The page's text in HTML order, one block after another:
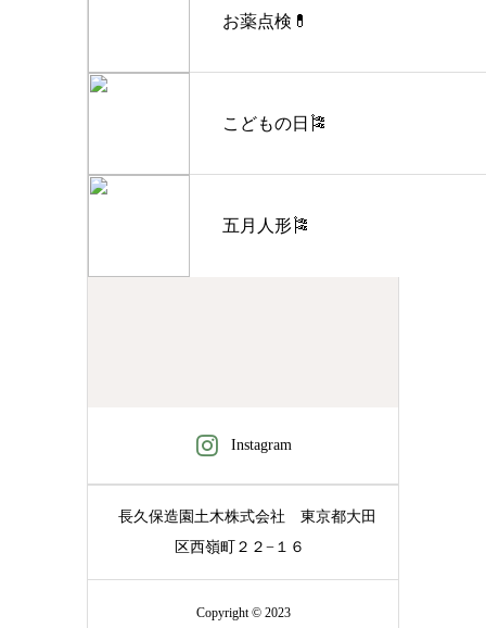
お薬点検💊
こどもの日🎏
五月人形🎏
Instagram
長久保造園土木株式会社
東京都大田
区西嶺町２２−１６
Copyright © 2023